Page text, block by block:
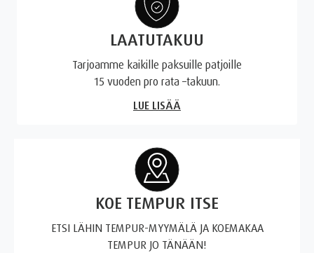
LAATUTAKUU
Tarjoamme kaikille paksuille patjoille
15 vuoden pro rata –takuun.
LUE LISÄÄ
KOE TEMPUR ITSE
ETSI LÄHIN TEMPUR-MYYMÄLÄ JA KOEMAKAA
TEMPUR JO TÄNÄÄN!